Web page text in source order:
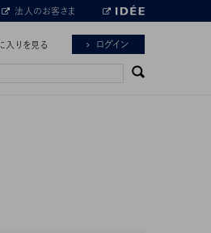
法人のお客さま
入りを見る ログイン